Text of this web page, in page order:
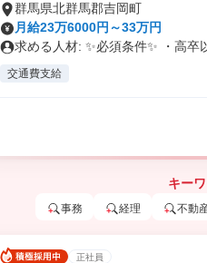
群馬県北群馬郡吉岡町
月給23万6000円～33万円
求める人材: ✨必須条件✨ ・高卒
交通費支給
キー
事務 経理 不動
正社員